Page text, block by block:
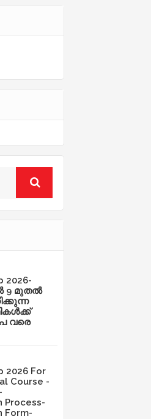
2026-
9 മുതൽ
വരെ
2026 For
Course -
Process-
Form-